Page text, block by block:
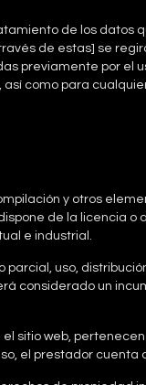
de los datos
de estas] se
previamente por el
como para
y otros
de la licencia o
e industrial.
uso,
considerado un
sitio web,
el prestador cuenta